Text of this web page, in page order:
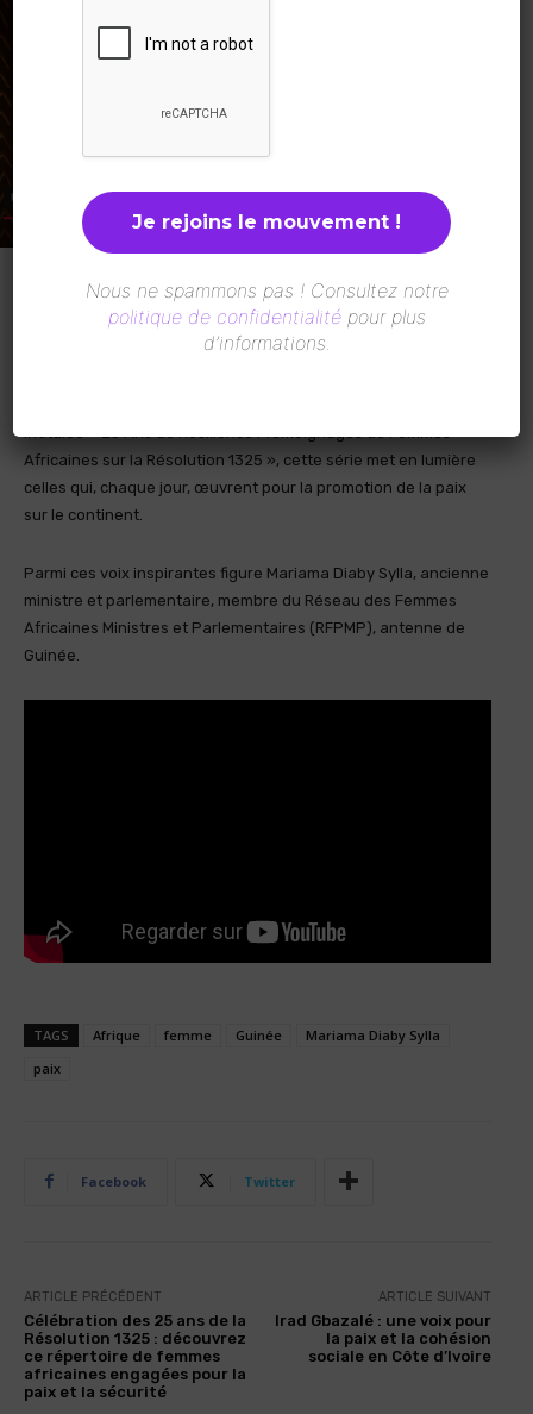
Dans le cadre de la célébration des 25 ans de la Résolution
1325, adoptée en 2000 par l’ONU, Les Africaines a mené une
série d’interviews avec des femmes africaines engagées pour
Africaines sur la Résolution 1325 », cette série met en lumière
celles qui, chaque jour, œuvrent pour la promotion de la paix
sur le continent.
Parmi ces voix inspirantes figure Mariama Diaby Sylla, ancienne
ministre et parlementaire, membre du Réseau des Femmes
Africaines Ministres et Parlementaires (RFPMP), antenne de
Guinée.
TAGS Afrique femme Guinée
Mariama Diaby Sylla
paix
Facebook Twitter
ARTICLE PRÉCÉDENT
Célébration des 25 ans de la
Résolution 1325 : découvrez
ce répertoire de femmes
africaines engagées pour la
paix et la sécurité
ARTICLE SUIVANT
Irad Gbazalé : une voix pour
la paix et la cohésion
sociale en Côte d’Ivoire
Nous ne spammons pas ! Consultez notre
politique de confidentialitépour plus
d’informations.